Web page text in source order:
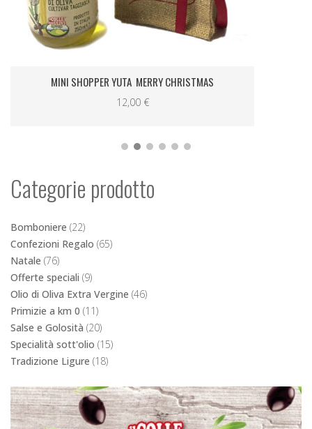
CESTO IL CLASSICO DEL COLLE
32,00€
Confezioni Regalo (65)
Natale (76)
Olio di Oliva Extra Vergine
Primizie a km 0
(11)
Salse e Golosità
Specialità sott'olio